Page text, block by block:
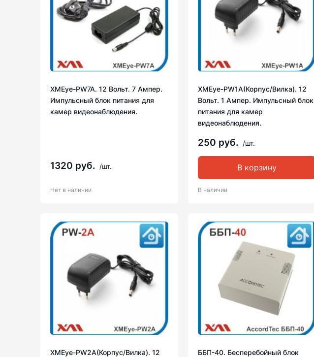
XMEye-PW7A. 12 Вольт. 7 Ампер.
Импульсный блок питания для
камер видеонаблюдения.
1320 руб. /шт.
Нет в наличии
XMEye-PW1A(Корпус/Вилка). 12
Вольт. 1 Ампер. Импульсный блок
питания для камер
видеонаблюдения.
250 руб. /шт.
В корзину
В наличии
XMEye-PW2A(Корпус/Вилка). 12
ББП-40. Бесперебойный блок